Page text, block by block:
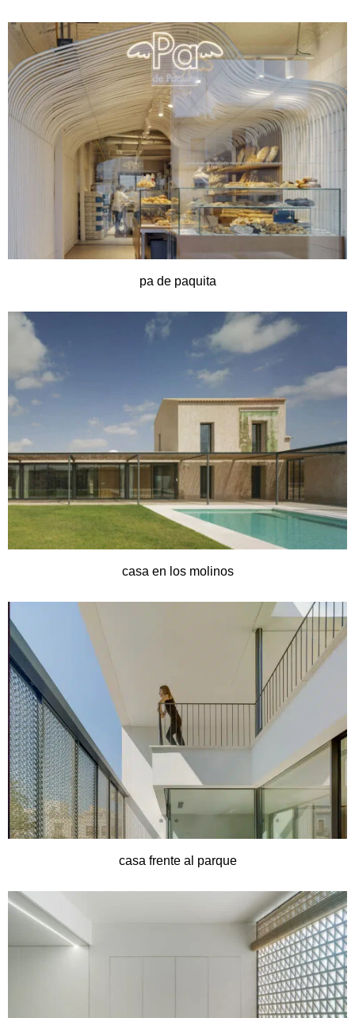
pa de paquita
casa en los molinos
casa frente al parque